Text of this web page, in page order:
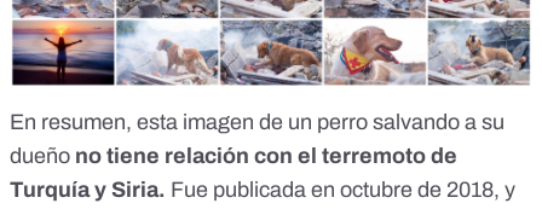
En resumen, esta imagen de un perro salvando a su
dueño no tiene relación con el terremoto de
Turquía y Siria. Fue publicada en octubre de 2018, y